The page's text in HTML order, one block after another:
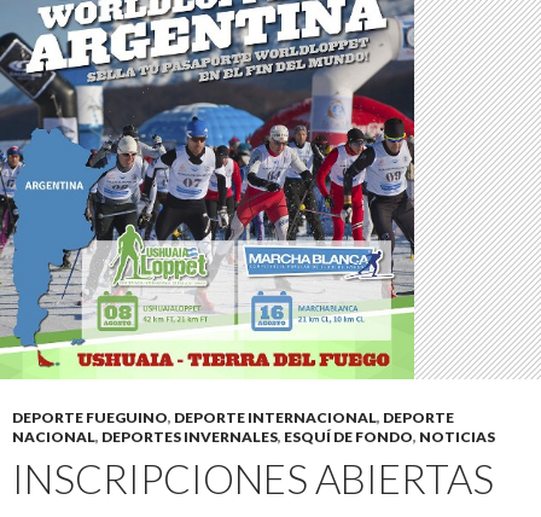
DEPORTE FUEGUINO, DEPORTE INTERNACIONAL, DEPORTE
NACIONAL, DEPORTES INVERNALES, ESQUÍ DE FONDO, NOTICIAS
INSCRIPCIONES ABIERTAS